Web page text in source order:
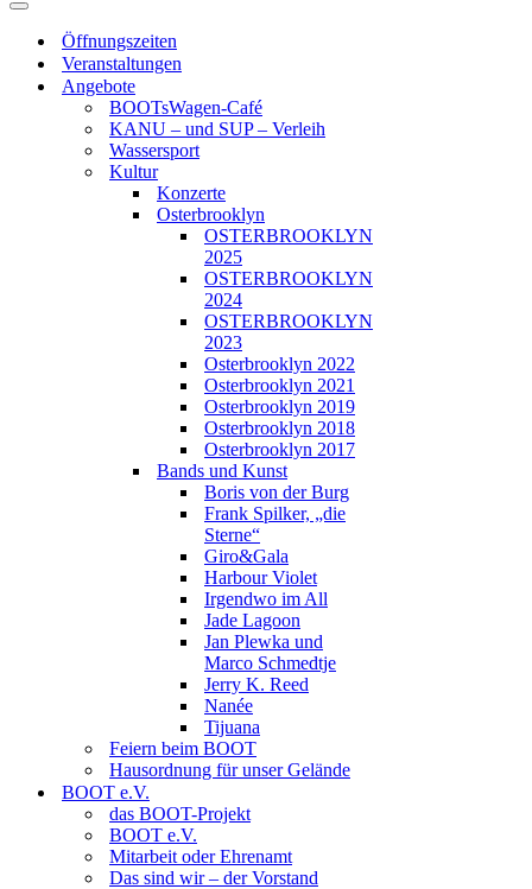
Navigationsmenü
Öffnungszeiten
Veranstaltungen
Angebote
BOOTsWagen-Café
KANU – und SUP – Verleih
Wassersport
Kultur
Konzerte
Osterbrooklyn
OSTERBROOKLYN
2025
OSTERBROOKLYN
2024
OSTERBROOKLYN
2023
Osterbrooklyn 2022
Osterbrooklyn 2021
Osterbrooklyn 2019
Osterbrooklyn 2018
Osterbrooklyn 2017
Bands und Kunst
Boris von der Burg
Frank Spilker, „die
Sterne“
Giro&Gala
Harbour Violet
Irgendwo im All
Jade Lagoon
Jan Plewka und
Marco Schmedtje
Jerry K. Reed
Nanée
Tijuana
Feiern beim BOOT
Hausordnung für unser Gelände
BOOT e.V.
das BOOT-Projekt
BOOT e.V.
Mitarbeit oder Ehrenamt
Das sind wir – der Vorstand